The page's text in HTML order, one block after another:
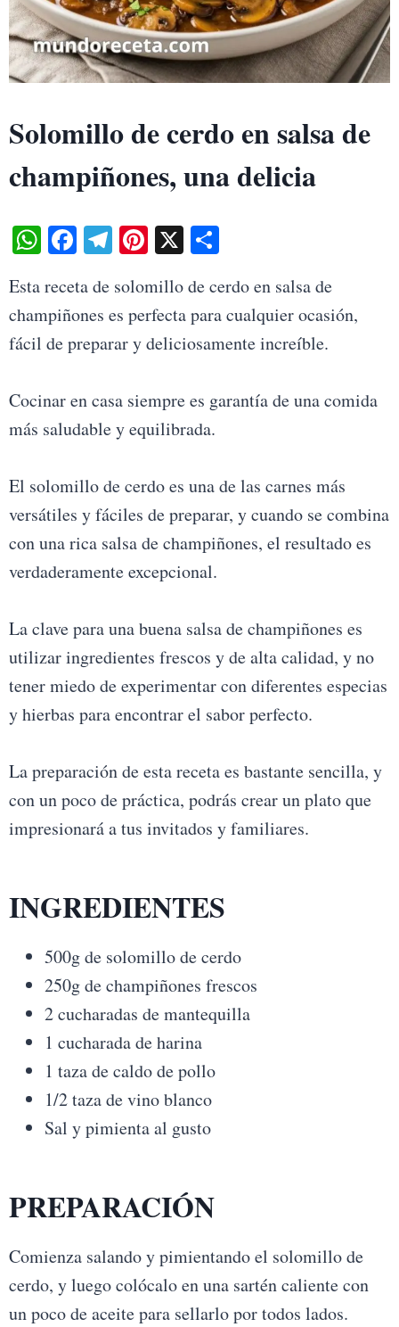
Solomillo de cerdo en salsa de
champiñones, una delicia
W
ts
A
pp
Fa
bo
ok
Te
gr
a
m
Pi
er
es
t
X S
re
Esta receta de solomillo de cerdo en salsa de
champiñones es perfecta para cualquier ocasión,
fácil de preparar y deliciosamente increíble.
Cocinar en casa siempre es garantía de una comida
más saludable y equilibrada.
El solomillo de cerdo es una de las carnes más
versátiles y fáciles de preparar, y cuando se combina
con una rica salsa de champiñones, el resultado es
verdaderamente excepcional.
La clave para una buena salsa de champiñones es
utilizar ingredientes frescos y de alta calidad, y no
tener miedo de experimentar con diferentes especias
y hierbas para encontrar el sabor perfecto.
La preparación de esta receta es bastante sencilla, y
con un poco de práctica, podrás crear un plato que
impresionará a tus invitados y familiares.
INGREDIENTES
500g de solomillo de cerdo
250g de champiñones frescos
2 cucharadas de mantequilla
1 cucharada de harina
1 taza de caldo de pollo
1/2 taza de vino blanco
Sal y pimienta al gusto
PREPARACIÓN
Comienza salando y pimientando el solomillo de
cerdo, y luego colócalo en una sartén caliente con
un poco de aceite para sellarlo por todos lados.